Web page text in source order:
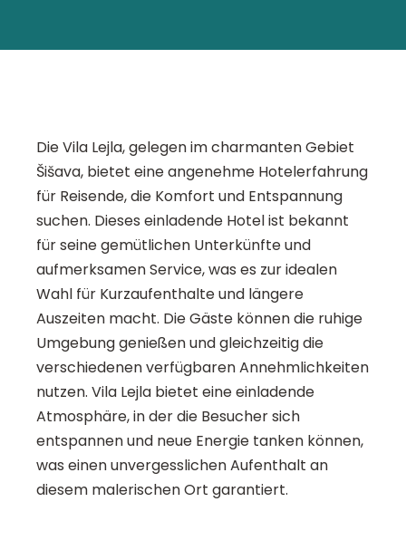
Die Vila Lejla, gelegen im charmanten Gebiet
Šišava, bietet eine angenehme Hotelerfahrung
für Reisende, die Komfort und Entspannung
suchen. Dieses einladende Hotel ist bekannt
für seine gemütlichen Unterkünfte und
aufmerksamen Service, was es zur idealen
Wahl für Kurzaufenthalte und längere
Auszeiten macht. Die Gäste können die ruhige
Umgebung genießen und gleichzeitig die
verschiedenen verfügbaren Annehmlichkeiten
nutzen. Vila Lejla bietet eine einladende
Atmosphäre, in der die Besucher sich
entspannen und neue Energie tanken können,
was einen unvergesslichen Aufenthalt an
diesem malerischen Ort garantiert.